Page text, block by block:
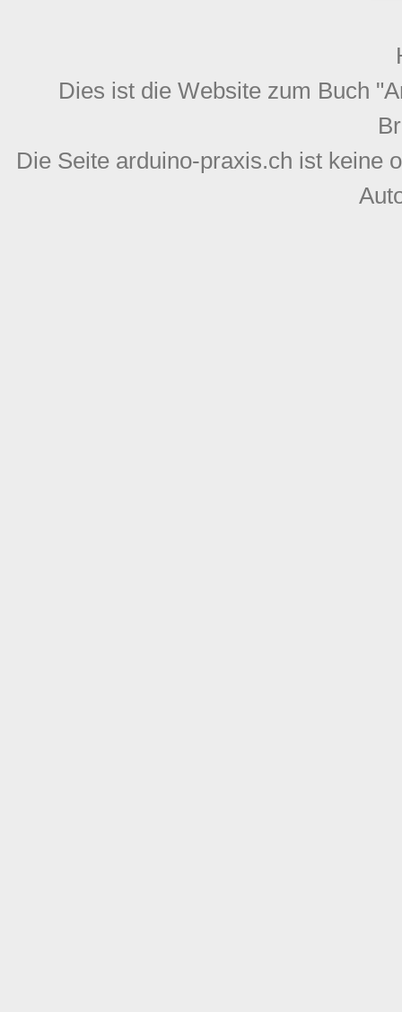
Dies ist die Website zum Buch
Die Seite arduino-praxis.ch ist keine